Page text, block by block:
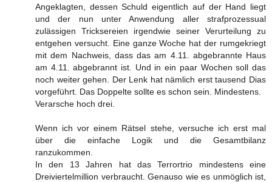
Angeklagten, dessen Schuld eigentlich auf der Hand liegt
und der nun unter Anwendung aller strafprozessual
zulässigen Tricksereien irgendwie seiner Verurteilung zu
entgehen versucht. Eine ganze Woche hat der rumgekriegt
mit dem Nachweis, dass das am 4.11. abgebrannte Haus
am 4.11. abgebrannt ist. Und in ein paar Wochen soll das
noch weiter gehen. Der Lenk hat nämlich erst tausend Dias
vorgeführt. Das Doppelte sollte es schon sein. Mindestens.
Verarsche hoch drei.
Wenn ich vor einem Rätsel stehe, versuche ich erst mal
über die einfache Logik und die Gesamtbilanz
ranzukommen.
In den 13 Jahren hat das Terrortrio mindestens eine
Dreiviertelmillion verbraucht. Genauso wie es unmöglich ist,